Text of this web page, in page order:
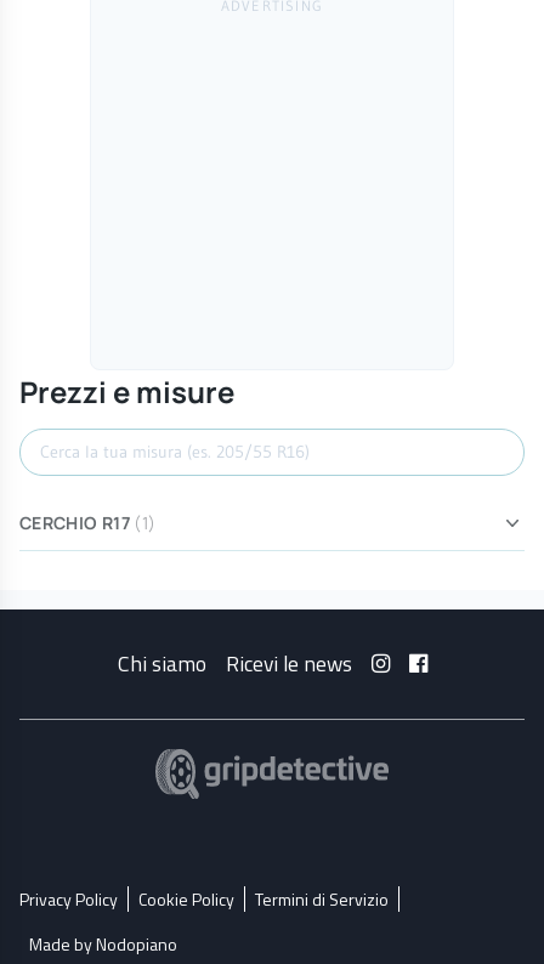
Prezzi e misure
Cerca misura
CERCHIO R17 (1)
Chi siamo Ricevi le news
Privacy Policy Cookie Policy
Termini di Servizio
Made by Nodopiano